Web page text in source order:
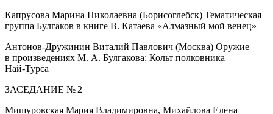
Капрусова Марина Николаевна (Борисоглебск) Тематическая
группа Булгаков в книге В. Катаева «Алмазный мой венец»
Антонов‑Дружинин Виталий Павлович (Москва) Оружие
в произведениях М. А. Булгакова: Кольт полковника
Най‑Турса
ЗАСЕДАНИЕ № 2
Мишуровская Мария Владимировна, Михайлова Елена